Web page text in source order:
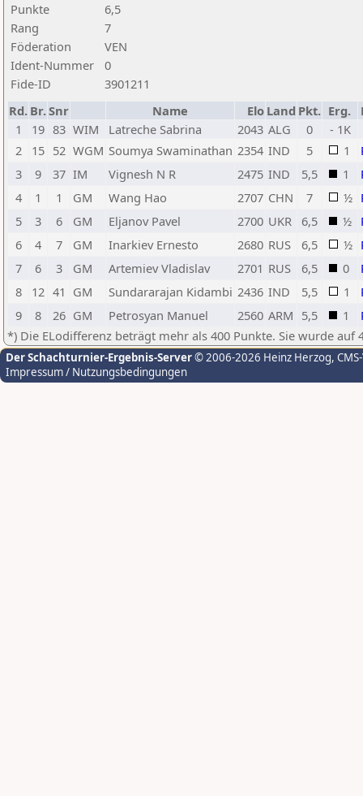
Punkte
6,5
Rang
7
Föderation
VEN
Ident-Nummer
0
Fide-ID
3901211
Rd. Br.Snr Name Elo Land Pkt. Erg.
1
19 83 WIM Latreche Sabrina 2043 ALG 0
- 1K
2
15 52 WGM Soumya Swaminathan 2354 IND 5 1
3
9 37 IM Vignesh N R 2475 IND 5,5 1
4
1 1 GM Wang Hao 2707 CHN 7 ½
5
3 6 GM Eljanov Pavel 2700 UKR 6,5 ½
6
4 7 GM Inarkiev Ernesto 2680 RUS 6,5 ½
7
6 3 GM Artemiev Vladislav 2701 RUS 6,5 0
8
12 41 GM Sundararajan Kidambi 2436 IND 5,5 1
9
8 26 GM Petrosyan Manuel 2560 ARM 5,5 1
*) Die ELodifferenz beträgt mehr als 400 Punkte. Sie wurde auf
Der Schachturnier-Ergebnis-Server© 2006-2026 Heinz Herzog,
Impressum / Nutzungsbedingungen